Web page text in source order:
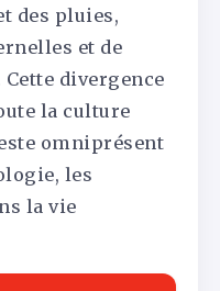
des pluies,
et de
divergence
la culture
omniprésent
les
la vie